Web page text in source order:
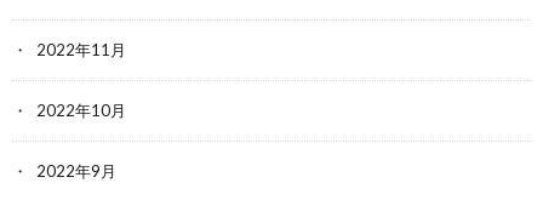
2022年11月
2022年10月
2022年9月